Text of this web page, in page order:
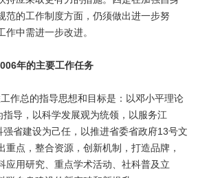
范的工作制度方面，仍须做出进一步努
中需进一步改进。
年的主要工作任务
作总的指导思想和目标是：以邓小平理论
指导，以科学发展观为统领，以服务江
强省建设为己任，以推进省委省政府13号文
重点，整合资源，创新机制，打造品牌，
应用研究、重点学术活动、社科普及立